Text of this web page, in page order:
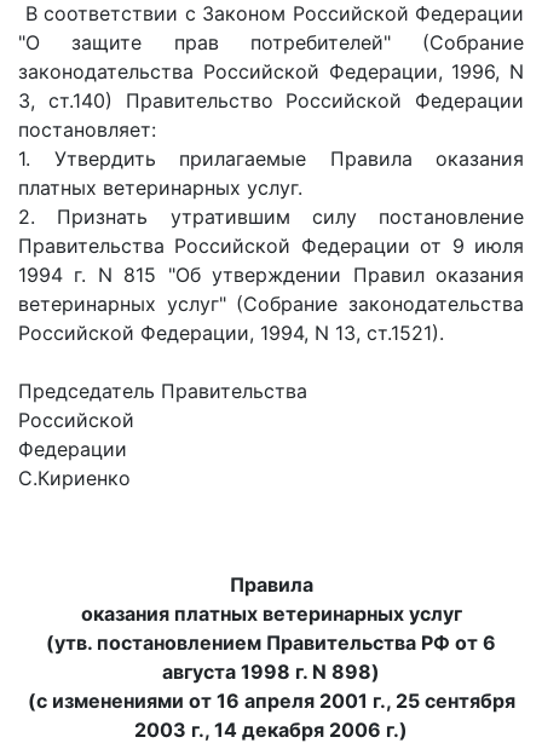
В соответствии с Законом Российской Федерации
"О защите прав потребителей" (Собрание
законодательства Российской Федерации, 1996, N
3, ст.140) Правительство Российской Федерации
постановляет:
1. Утвердить прилагаемые Правила оказания
платных ветеринарных услуг.
2. Признать утратившим силу постановление
Правительства Российской Федерации от 9 июля
1994 г. N 815 "Об утверждении Правил оказания
ветеринарных услуг" (Собрание законодательства
Российской Федерации, 1994, N 13, ст.1521).
Председатель Правительства
Российской
С.Кириенко
Правила
оказания платных ветеринарных услуг
(утв. постановлением Правительства РФ от 6
августа 1998 г. N 898)
(с изменениями от 16 апреля 2001 г., 25 сентября
2003 г., 14 декабря 2006 г.)